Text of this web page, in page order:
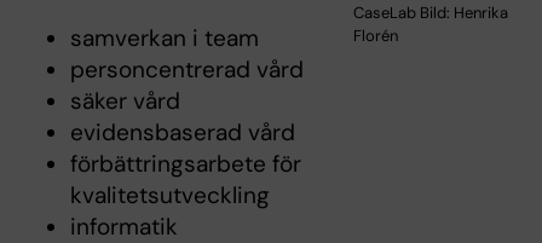
CaseLab Bild: Henrika
Florén
samverkan i team
personcentrerad vård
säker vård
evidensbaserad vård
förbättringsarbete för
kvalitetsutveckling
informatik